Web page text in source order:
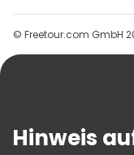
Gruppen
Hilfe
AGB Und
© Freetour.com GmbH
Hinweis